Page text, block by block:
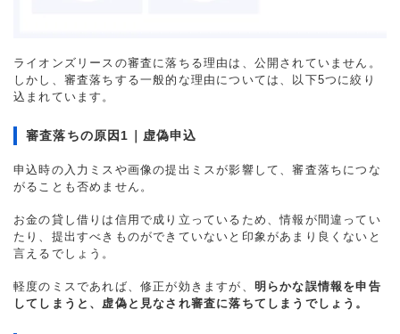
ライオンズリースの審査に落ちる理由は、公開されていません。
しかし、審査落ちする一般的な理由については、以下5つに絞り
込まれています。
審査落ちの原因1｜虚偽申込
申込時の入力ミスや画像の提出ミスが影響して、審査落ちにつな
がることも否めません。
お金の貸し借りは信用で成り立っているため、情報が間違ってい
たり、提出すべきものができていないと印象があまり良くないと
言えるでしょう。
軽度のミスであれば、修正が効きますが、 明らかな誤情報を申告
してしまうと、虚偽と見なされ審査に落ちてしまうでしょう。